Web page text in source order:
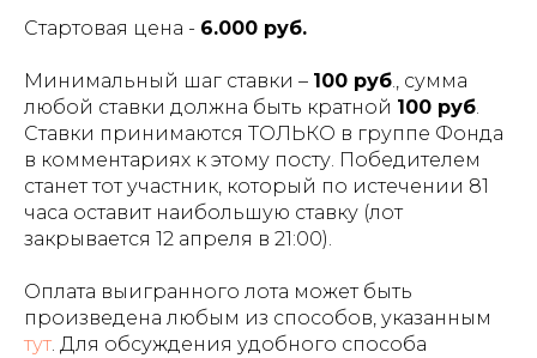
Стартовая цена - 6.000 руб.
Минимальный шаг ставки – 100 руб., сумма
любой ставки должна быть кратной 100 руб.
Ставки принимаются ТОЛЬКО в группе Фонда
в комментариях к этому посту. Победителем
станет тот участник, который по истечении 81
часа оставит наибольшую ставку (лот
закрывается 12 апреля в 21:00).
Оплата выигранного лота может быть
произведена любым из способов, указанным
тут. Для обсуждения удобного способа